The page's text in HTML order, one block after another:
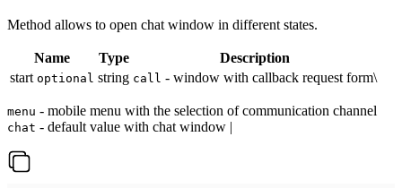
Method allows to open chat window in different states.
Name Type
Description
start optional string call - window with callback request form\
menu - mobile menu with the selection of communication channel
chat - default value with chat window |